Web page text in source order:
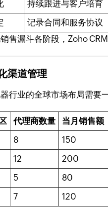
持续跟进与客户培育
记录合同和服务协议
售漏斗各阶段，Zoho
渠道管理
行业的全球市场布局需要
代理商数量 当月销售额
8 150
12 200
5 80
7 120